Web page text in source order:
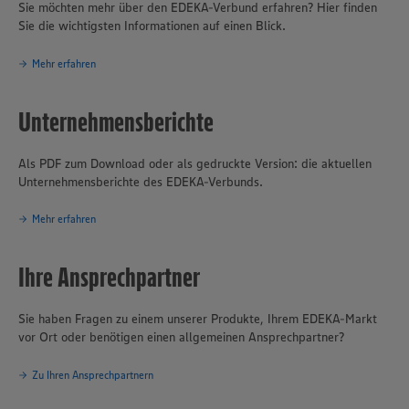
Sie möchten mehr über den EDEKA-Verbund erfahren? Hier finden
Sie die wichtigsten Informationen auf einen Blick.
Mehr erfahren
Unternehmensberichte
Als PDF zum Download oder als gedruckte Version: die aktuellen
Unternehmensberichte des EDEKA-Verbunds.
Mehr erfahren
Ihre Ansprechpartner
Sie haben Fragen zu einem unserer Produkte, Ihrem EDEKA-Markt
vor Ort oder benötigen einen allgemeinen Ansprechpartner?
Zu Ihren Ansprechpartnern